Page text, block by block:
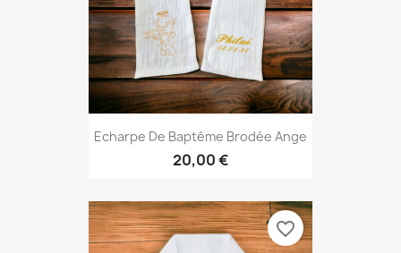
Echarpe De Baptême Brodée Ange
20,00 €
favorite_border